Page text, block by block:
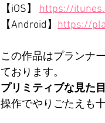
【iOS】 https://
【Android】 https://
この作品はプランナ
ております。
プリミティブな見た
操作でやりごたえも十